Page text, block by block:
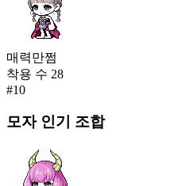
매력만쩜
착용 수 28
#10
모자인기 조합